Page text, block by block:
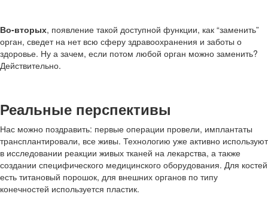
Во-вторых, появление такой доступной функции, как “заменить”
орган, сведет на нет всю сферу здравоохранения и заботы о
здоровье. Ну а зачем, если потом любой орган можно заменить?
Действительно.
Реальные перспективы
Нас можно поздравить: первые операции провели, имплантаты
трансплантировали, все живы. Технологию уже активно используют
в исследовании реакции живых тканей на лекарства, а также
создании специфического медицинского оборудования. Для костей
есть титановый порошок, для внешних органов по типу
конечностей используется пластик.